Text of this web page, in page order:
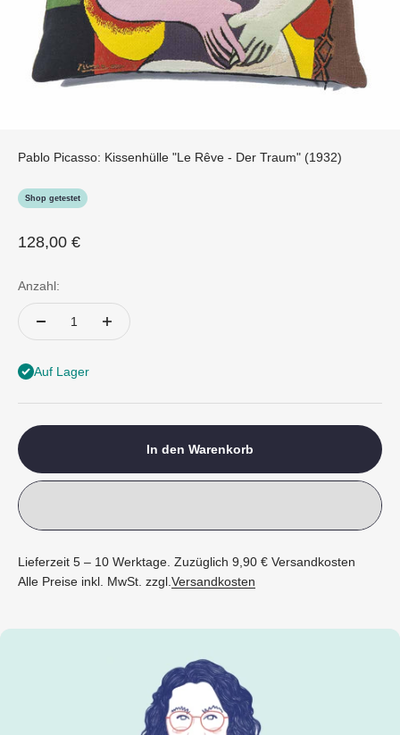
Pablo Picasso: Kissenhülle "Le Rêve - Der Traum" (1932)
Shop getestet
Angebot
128,00 €
Anzahl:
Auf Lager
In den Warenkorb
Lieferzeit 5 – 10 Werktage. Zuzüglich 9,90 € Versandkosten
Alle Preise inkl. MwSt. zzgl.Versandkosten